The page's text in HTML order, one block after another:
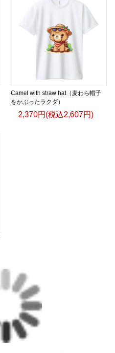
Camel with straw hat（麦わら帽子
をかぶったラクダ）
2,370円(税込2,607円)